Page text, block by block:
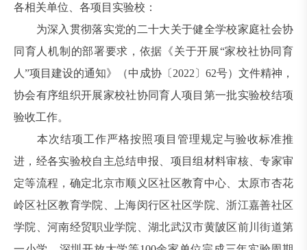
各相关单位、各项目实验校：
为深入贯彻落实党的二十大关于健全学校家庭社会协
同育人机制的部署要求，依据《关于开展“家校社协同育
人”项目建设的通知》（中成协〔2022〕62号）文件精神，
协会有序组织开展家校社协同育人项目第一批实验校结项
验收工作。
本次结项工作严格按照项目管理规定与验收标准推
进，经各实验校自主总结申报、项目组材料审核、专家审
定等流程，确定北京市顺义区社区教育中心、太原市杏花
岭区社区教育学院、上海闵行区社区学院、浙江嘉善社区
学院、河南经贸职业学院、湖北武汉市黄陂区前川街道第